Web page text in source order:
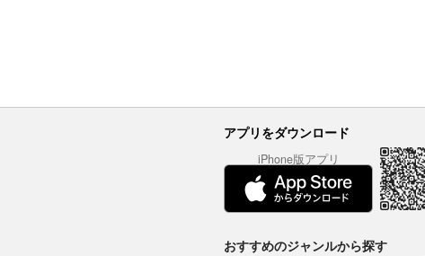
アプリをダウンロード
iPhone版アプリ
おすすめのジャンルから探す